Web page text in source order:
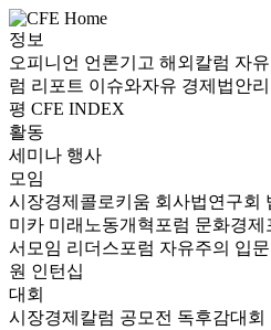
정보
오피니언 언론기고 해외칼럼 자
럼 리포트 이슈와자유 경제법안
평 CFE INDEX
활동
세미나 행사
모임
시장경제콜로키움 회사법연구회
미카 미래노동개혁포럼 문화경제
서모임 리더스포럼 자유주의 입
원 인턴십
대회
시장경제칼럼 공모전 독후감대회